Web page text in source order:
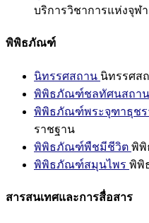
บริการวิชาการแห่งจุฬ
พิพิธภัณฑ์
นิทรรศสถาน นิทรรศส
พิพิธภัณฑ์ชลทัศนสถาน
พิพิธภัณฑ์พระจุฑาธุชร
ราชฐาน
พิพิธภัณฑ์พืชมีชีวิต พิ
พิพิธภัณฑ์สมุนไพร พิพิ
สารสนเทศและการสื่อสาร